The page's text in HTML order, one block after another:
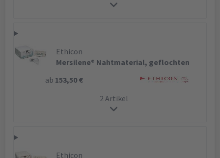
Ethicon
Mersilene® Nahtmaterial, geflochten
ab 153,50 €
2 Artikel
Ethicon